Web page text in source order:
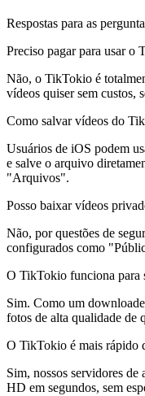
Respostas para as
Preciso pagar para usar o
Não, o TikTokio é
vídeos quiser sem custos,
Como salvar vídeos do
Usuários de iOS podem
e salve o arquivo
"Arquivos".
Posso baixar vídeos
Não, por questões de
configurados como
O TikTokio funciona para
Sim. Como um
fotos de alta qualidade de
O TikTokio é mais rápido
Sim, nossos servidores
HD em segundos, sem